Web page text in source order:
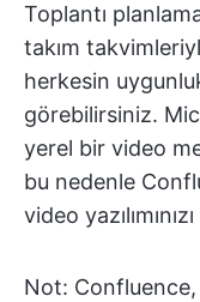
Toplantı
takım
herkesin
görebilirsiniz.
yerel bir video
bu nedenle
video
Not: